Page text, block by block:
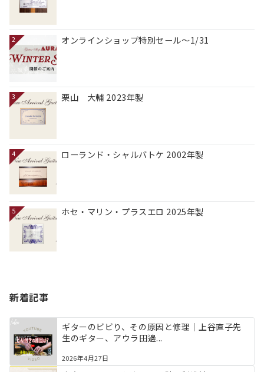
2 オンラインショップ特別セール～1/31
3 栗山 大輔 2023年製
4 ローランド・シャルバトケ 2002年製
5 ホセ・マリン・プラスエロ 2025年製
新着記事
ギターのビビり、その原因と修理｜上谷直子先
生のギター、アウラ田邊...
2026年4月27日